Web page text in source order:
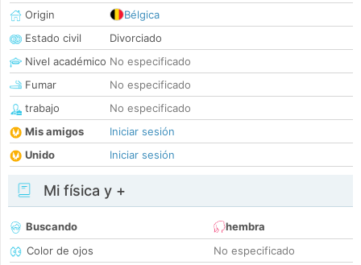
Origin
Bélgica
Estado civil
Divorciado
Nivel académico No especificado
Fumar
No especificado
trabajo
No especificado
Mis amigos
Iniciar sesión
Unido
Iniciar sesión
Mi física y +
Buscando
hembra
Color de ojos
No especificado